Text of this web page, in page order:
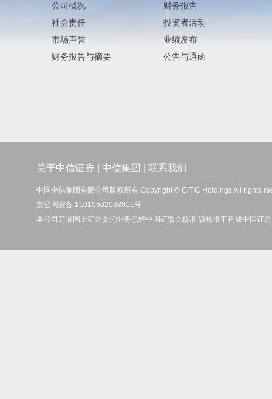
公司概况
社会责任
市场声誉
财务报告与摘要
财务报告
投资者活动
业绩发布
公告与通函
关于中信证券 中信集团 联系我们
中国中信集团有限公司版权所有 Copyright © CITIC Holdings All rights
京公网安备 11010502038911号
本公司开展网上证券委托业务已经中国证监会核准 该核准不构成中国证